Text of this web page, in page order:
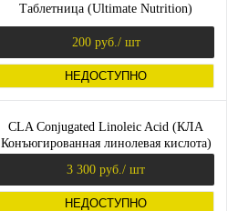
Таблетница (Ultimate Nutrition)
200 руб. / шт
НЕДОСТУПНО
CLA Conjugated Linoleic Acid (КЛА
Конъюгированная линолевая кислота)
3 300 руб. / шт
НЕДОСТУПНО